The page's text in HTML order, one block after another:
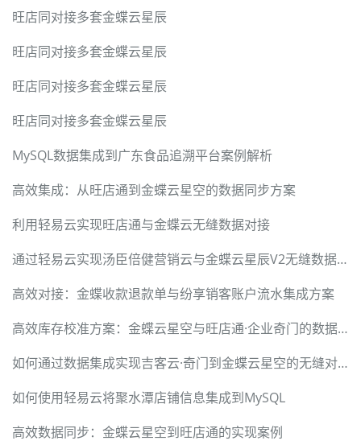
旺店同对接多套金蝶云星辰
旺店同对接多套金蝶云星辰
旺店同对接多套金蝶云星辰
旺店同对接多套金蝶云星辰
MySQL数据集成到广东食品追溯平台案例解析
高效集成：从旺店通到金蝶云星空的数据同步方案
利用轻易云实现旺店通与金蝶云无缝数据对接
通过轻易云实现汤臣倍健营销云与金蝶云星辰V2无缝数据整合
高效对接：金蝶收款退款单与纷享销客账户流水集成方案
高效库存校准方案：金蝶云星空与旺店通·企业奇门的数据集成
如何通过数据集成实现吉客云·奇门到金蝶云星空的无缝对接
如何使用轻易云将聚水潭店铺信息集成到MySQL
高效数据同步：金蝶云星空到旺店通的实现案例